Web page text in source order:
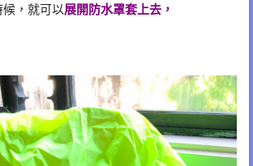
，就可以展開防水罩套上去，